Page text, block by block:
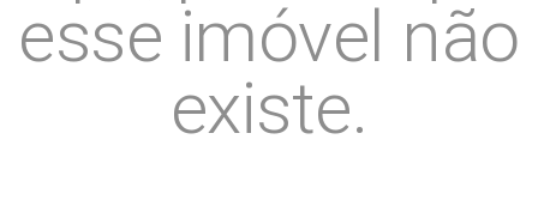
esse imóvel não
existe.